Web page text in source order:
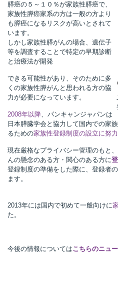
膵癌の５～１０％が家族性膵癌で、
家族性膵癌家系の方は一般の方より
も膵癌になるリスクが高いとされて
います。
しかし家族性膵がんの場合、遺伝子
等を調査することで特定の早期診断
と治療法が開発
できる可能性があり、そのために多
くの家族性膵がんと思われる方の協
力が必要になっています。
2008年以降、パンキャンジャパンは
日本膵臓学会と協力して国内での家
るための家族性登録制度の設立に努
現在厳格なプライバシー管理のもと
んの懸念のある方・関心のある方に
登録制度の準備をした際に、登録者
ます。
2013年には国内で初めて一般向けに
た。
今後の情報についてはこちらのニュ